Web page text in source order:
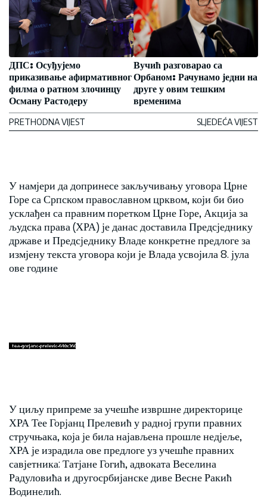
ДПС: Осуђујемо
приказивање афирмативног
филма о ратном злочинцу
Осману Растодеру
PRETHODNA VIJEST
Вучић разговарао са
Орбаном: Рачунамо једни на
друге у овим тешким
временима
SLJEDEĆA VIJEST
У намјери да допринесе закључивању уговора Црне
Горе са Српском православном црквом, који би био
усклађен са правним поретком Црне Горе, Акција за
људска права (ХРА) је данас доставила Предсједнику
државе и Предсједнику Владе конкретне предлоге за
измјену текста уговора који је Влада усвојила 8. јула
ове године
У циљу припреме за учешће извршне директорице
ХРА Тее Горјанц Прелевић у радној групи правних
стручњака, која је била најављена прошле недјеље,
ХРА је израдила ове предлоге уз учешће правних
савјетника: Татјане Гогић, адвоката Веселина
Радуловића и другосрбијанске диве Весне Ракић
Водинелић.